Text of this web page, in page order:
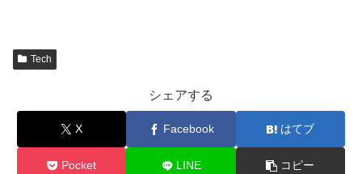
Tech
シェアする
X Facebook はてブ
Pocket LINE コピー